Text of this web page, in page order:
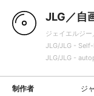
JLG／自
ジェイエルジー
JLG/JLG -
JLG/JLG -
制作者 ジ